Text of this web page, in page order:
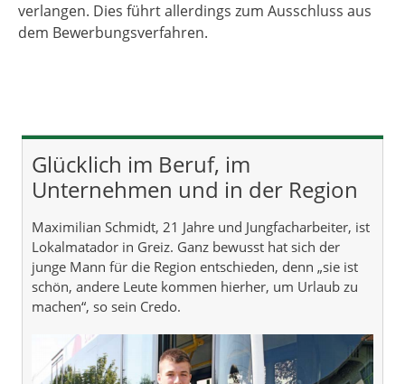
verlangen. Dies führt allerdings zum Ausschluss aus
dem Bewerbungsverfahren.
Glücklich im Beruf, im
Unternehmen und in der Region
Maximilian Schmidt, 21 Jahre und Jungfacharbeiter, ist
Lokalmatador in Greiz. Ganz bewusst hat sich der
junge Mann für die Region entschieden, denn „sie ist
schön, andere Leute kommen hierher, um Urlaub zu
machen“, so sein Credo.